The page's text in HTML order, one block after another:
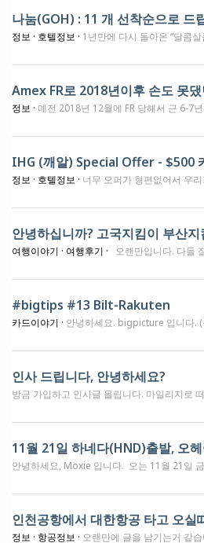
나눔(GOH) : 11 개 선착순으로 드
정보 · 호텔정보 · 1년만에 다시 돌아온 “달콤살콤” 이예요 그동안 많은일이 있었기에.. 하얏트 GOH 나눔 할께요! 현재 11장 보유중
정보 · 예전 2018년 12월에 FR 당해서 근 6-7년간 아멕스와 손절하고 살았는데요, 오늘 ㅋㅋㅋ 만들만한 게 없어서 그냥 거절당할 요량으로 NLL 링크 찾아서 한번 신청했는데~ 승인이 되네요! 확실히 예전에 7년설이 맞는 것 같습니다! 체이스도 닫히고, 겨우 계정에서 몇장 살려놔서 5/24 밑으로 떨어졌는데도 손도 안댔다가... 그
정보 · 호텔정보 · 너무 오퍼가 형편없어서 우리가 얘기하지 않는것 같기도 한데요. IHG 예약하다가 보면, 포인트 조금씩 더 있었으면... 할 때가 있거든요. 그럴때를 대비해서 한번 참고하시면 될듯 합니다. 10월 15일부터 하고있던 오퍼인데요. IHG 카드 있으시면, 오퍼 "등록 하
안녕하십니까? 고국지킴이 부산
여행이야기 · 여행후기 · 오랜만입니다. 다들 잘 지내시는지 궁금합니다. 기나긴 여름이 끝나고 이제 가을도 없이 겨울이 왔습니다. 뒤늦게 다녀온 몽골 울란바토르 여행기입니다. 아시는 분은 아시지만 제가 쌍둥이 육아에 업무에 시간 내기가 쉽지 않습니다. 부인께 허락을 구하고 몽골 울란바토르 다녀왔습니다. 저의 조건은 이러합니다. 저녁9시 이후 김해공항에서 출발하는 나라의 수도 일명 도깨비여행 토요일 떠나 월욜 새벽 도착하는 대만 타이베이를 그렇게 다녀왔고 필리핀 마닐라랑 몽골 울란바토르랑 저울질하다가 유난히 잦은 동남아 지역의 태풍을 피해 몽골 울란바토르로 다녀왔습니다. 발권은 포인트를 쓸 수 없기에 아마도 필리핀 마닐라 갔으면 발권했을텐데 제주항공으로 했고 숙박은 간만에 IHG 숙박권 썼습니다. HOLIDAY INN 울란바토르 좋았습니다. 새벽 도착했습니다. 새벽도착이라 바로 숙소로 갔습니다. CHASE 숙박권 오랜만에 ㅋㅋ 믿고가는 HOLIDAY INN 아니 아시겠지만 몽골은 완전 내륙국이라 도심 다운타운으로 가는데 뭔가 발전소 같은게 있어서 아침에 일어나보니 석탄화력발전소가 딱 심시티 하는 줄 알았습니다. 주된 발전소가 화력발전
#bigtips #13 Bilt-Rakuten
카드이야기 · 안녕하세요. bigpicture 입니다. (원래 앞글에 다 몰아쓰고 있었는데, 좀 나누어서 정리하고 있습니다.) 저는 빌트Bilt 포인트를 그동안 안모아서 자세히는 모르지만, JAL포인트를 빌트에서 전환가능하다고 알고 있는데, 전문가분들이 ^^ 확인해 주세요. 하고 찾아보니 AA전환도 되네요 오홋~, 아시죠? 완소 AA마일 포인트 !! (아래글 타래 참조) Bilt 카드: 수수료 없이 렌트비 지불하면서 포인트 적립과 크레딧 쌓는 카드 빌트 BILT 카드 써보신분들, 추천하시나요? 아무튼 Rakuten 포인트를 Bilt로 넘
인사 드립니다, 안녕하세요?
인천공항에서 대한항공 타고 오실
정보 · 항공정보 · 오랜만에 글을 남기는거 같습니다. 최근에 한국을 다녀오는데 올때 대한항공 이콘을 타고 오는데 인천 공항 터미널2로 가니깐 러기지 체크인 하는 라인2개가 키오스크로 바뀌었더라구요? (역시 트랜드 강국) 제가 가지고 있던 짐이 23키로를 약간 초과해서 지상직 직원에게 부탁 드리려고 했는데 줄이 너무 길